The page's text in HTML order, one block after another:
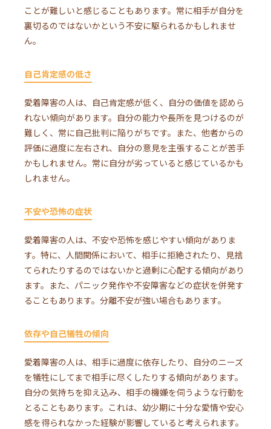
ことが難しいと感じることもあります。常に相手が自分を
裏切るのではないかという不安に駆られるかもしれませ
ん。
自己肯定感の低さ
愛着障害の人は、自己肯定感が低く、自分の価値を認めら
れない傾向があります。自分の能力や長所を見つけるのが
難しく、常に自己批判に陥りがちです。また、他者からの
評価に過度に左右され、自分の意見を主張することが苦手
かもしれません。常に自分が劣っていると感じているかも
しれません。
不安や恐怖の症状
愛着障害の人は、不安や恐怖を感じやすい傾向がありま
す。特に、人間関係において、相手に拒絶されたり、見捨
てられたりするのではないかと過剰に心配する傾向があり
ます。また、パニック発作や不安障害などの症状を併発す
ることもあります。分離不安が強い場合もあります。
依存や自己犠牲の傾向
愛着障害の人は、相手に過度に依存したり、自分のニーズ
を犠牲にしてまで相手に尽くしたりする傾向があります。
自分の気持ちを抑え込み、相手の機嫌を伺うような行動を
とることもあります。これは、幼少期に十分な愛情や安心
感を得られなかった経験が影響していると考えられます。